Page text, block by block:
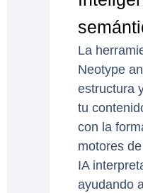
La
Neotype
estructura
tu
con la
motores
IA
ayudando